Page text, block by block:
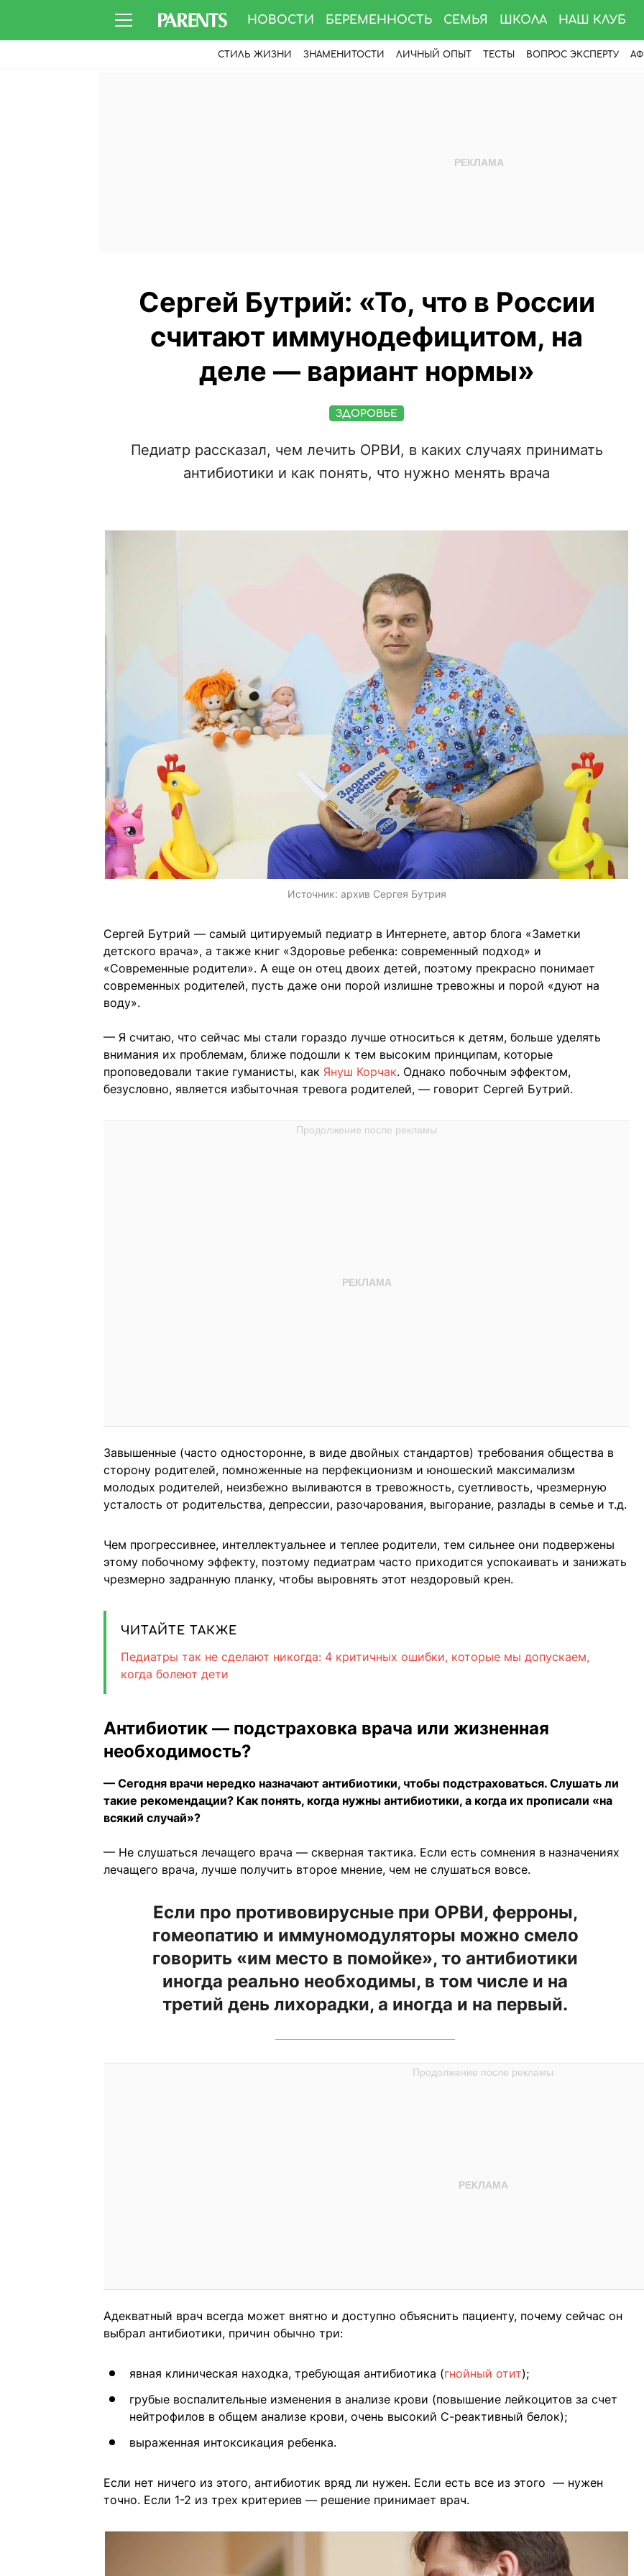
НОВОСТИ БЕРЕМЕННОСТЬ СЕМЬЯ ШКОЛА НАШ КЛУБ
СТИЛЬ ЖИЗНИ ЗНАМЕНИТОСТИ ЛИЧНЫЙ ОПЫТ ТЕСТЫ ВОПРОС ЭКСПЕРТУ
Сергей Бутрий: «То, что в России
считают иммунодефицитом, на
деле — вариант нормы»
ЗДОРОВЬЕ
Педиатр рассказал, чем лечить ОРВИ, в каких случаях принимать
антибиотики и как понять, что нужно менять врача
Источник: архив Сергея Бутрия
Сергей Бутрий — самый цитируемый педиатр в Интернете, автор блога «Заметки
детского врача», а также книг «Здоровье ребенка: современный подход» и
«Современные родители». А еще он отец двоих детей, поэтому прекрасно понимает
современных родителей, пусть даже они порой излишне тревожны и порой «дуют на
воду».
— Я считаю, что сейчас мы стали гораздо лучше относиться к детям, больше уделять
внимания их проблемам, ближе подошли к тем высоким принципам, которые
проповедовали такие гуманисты, как Януш Корчак. Однако побочным эффектом,
безусловно, является избыточная тревога родителей, — говорит Сергей Бутрий.
Завышенные (часто односторонне, в виде двойных стандартов) требования общества в
сторону родителей, помноженные на перфекционизм и юношеский максимализм
молодых родителей, неизбежно выливаются в тревожность, суетливость, чрезмерную
усталость от родительства, депрессии, разочарования, выгорание, разлады в семье и т.д.
Чем прогрессивнее, интеллектуальнее и теплее родители, тем сильнее они подвержены
этому побочному эффекту, поэтому педиатрам часто приходится успокаивать и занижать
чрезмерно задранную планку, чтобы выровнять этот нездоровый крен.
ЧИТАЙТЕ ТАКЖЕ
Педиатры так не сделают никогда: 4 критичных ошибки, которые мы допускаем,
когда болеют дети
Антибиотик — подстраховка врача или жизненная
необходимость?
— Сегодня врачи нередко назначают антибиотики, чтобы подстраховаться. Слушать ли
такие рекомендации? Как понять, когда нужны антибиотики, а когда их прописали «на
всякий случай»?
— Не слушаться лечащего врача — скверная тактика. Если есть сомнения в назначениях
лечащего врача, лучше получить второе мнение, чем не слушаться вовсе.
Если про противовирусные при ОРВИ, ферроны,
гомеопатию и иммуномодуляторы можно смело
говорить «им место в помойке», то антибиотики
иногда реально необходимы, в том числе и на
третий день лихорадки, а иногда и на первый.
Адекватный врач всегда может внятно и доступно объяснить пациенту, почему сейчас он
выбрал антибиотики, причин обычно три:
явная клиническая находка, требующая антибиотика (гнойный отит);
грубые воспалительные изменения в анализе крови (повышение лейкоцитов за счет
нейтрофилов в общем анализе крови, очень высокий С-реактивный белок);
выраженная интоксикация ребенка.
Если нет ничего из этого, антибиотик вряд ли нужен. Если есть все из этого — нужен
точно. Если 1-2 из трех критериев — решение принимает врач.